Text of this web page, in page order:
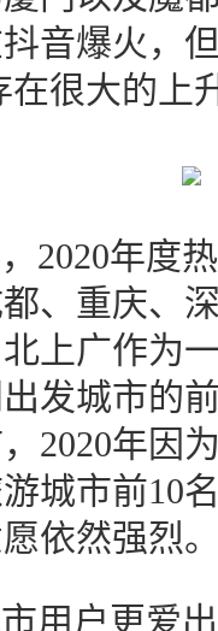
音爆火，
在很大的上
2020年度
、重庆、
上广作为
发城市的
2020年因
城市前10
依然强烈
用户更爱